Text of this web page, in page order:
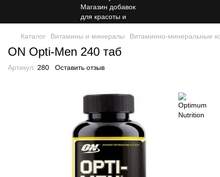
Каталог Витамины и минералы Витаминно-минеральные
ON Opti-Men 240 таб
Артикул: 280 Оставить отзыв